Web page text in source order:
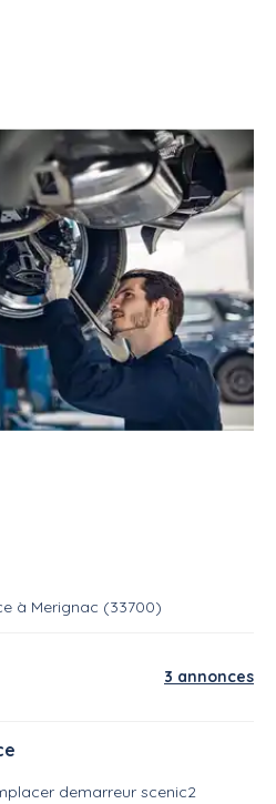
automobile
auto (2h)
auto
à Merignac (33700)
3 annonces
demarreur scenic2